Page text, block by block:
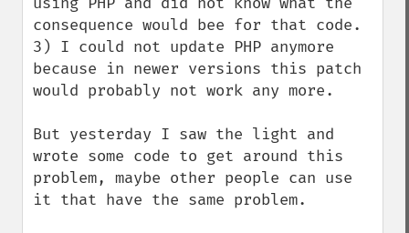
consequence would bee for that code.
3) I could not update PHP anymore
because in newer versions this patch
would probably not work any more.
But yesterday I saw the light and
wrote some code to get around this
problem, maybe other people can use
it that have the same problem.